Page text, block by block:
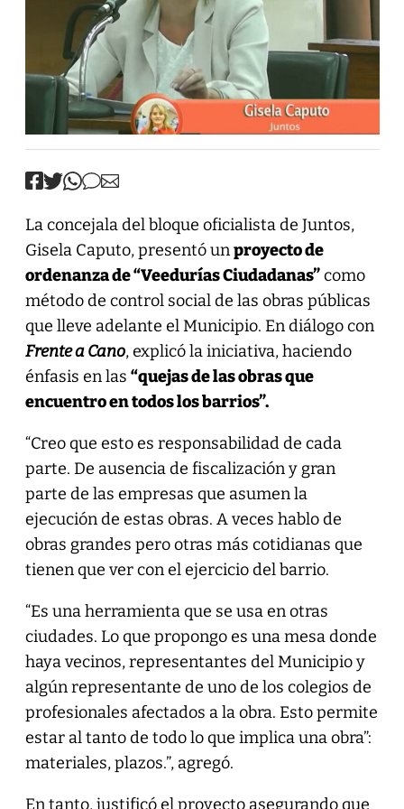
La concejala del bloque oficialista de Juntos,
Gisela Caputo, presentó unproyecto de
ordenanza de “Veedurías Ciudadanas”como
método de control social de las obras públicas
que lleve adelante el Municipio. En diálogo con
Frente a Cano, explicó la iniciativa, haciendo
énfasis en las “quejas de las obras que
encuentro en todos los barrios”.
“Creo que esto es responsabilidad de cada
parte. De ausencia de fiscalización y gran
parte de las empresas que asumen la
ejecución de estas obras. A veces hablo de
obras grandes pero otras más cotidianas que
tienen que ver con el ejercicio del barrio.
“Es una herramienta que se usa en otras
ciudades. Lo que propongo es una mesa donde
haya vecinos, representantes del Municipio y
algún representante de uno de los colegios de
profesionales afectados a la obra. Esto permite
estar al tanto de todo lo que implica una obra”:
materiales, plazos.”, agregó.
En tanto, justificó el proyecto asegurando que